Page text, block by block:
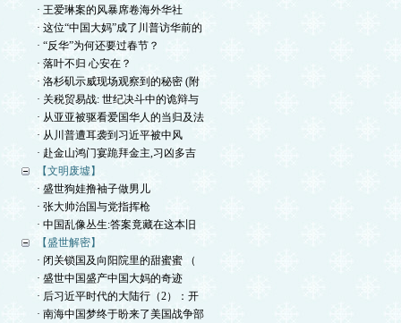
· 王爱琳案的风暴席卷海外华社
· 这位“中国大妈”成了川普访华前的
· “反华”为何还要过春节？
· 落叶不归 心安在？
· 洛杉矶示威现场观察到的秘密 (附
· 关税贸易战: 世纪决斗中的诡辩与
· 从亚亚被驱看爱国华人的当归及法
· 从川普遭耳袭到习近平被中风
· 赴金山鸿门宴跪拜金主,习凶多吉
【文明废墟】
· 盛世狗娃撸袖子做男儿
· 张大帅治国与党指挥枪
· 中国乱像丛生:答案竟藏在这本旧
【盛世解密】
· 闭关锁国及向阳院里的甜蜜蜜 （
· 盛世中国盛产中国大妈的奇迹
· 后习近平时代的大陆行（2）：开
· 南海中国梦终于盼来了美国战争部